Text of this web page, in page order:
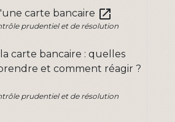
carte bancaire open_in_new
prudentiel et de résolution
carte bancaire : quelles
et comment réagir ?
prudentiel et de résolution